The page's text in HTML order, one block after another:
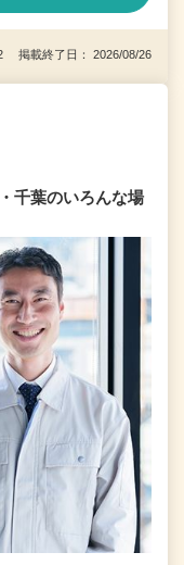
掲載終了日： 2026/08/26
千葉のいろんな場